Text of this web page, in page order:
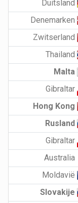
Duitsland
Denemarken
Zwitserland
Thailand
Malta
Gibraltar
Hong Kong
Rusland
Gibraltar
Australia
Moldavië
Slovakije